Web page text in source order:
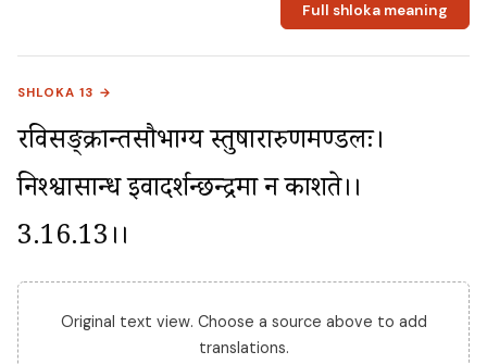
Full shloka meaning
SHLOKA 13 →
रविसङ्क्रान्तसौभाग्य स्तुषारारुणमण्डलः।
निश्श्वासान्ध इवादर्शन्छन्द्रमा न प्रकाशते।।
3.16.13।।
Original text view. Choose a source above to add
translations.